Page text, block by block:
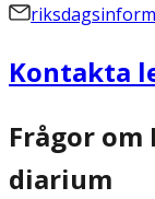
Kontakta
Frågor
diarium